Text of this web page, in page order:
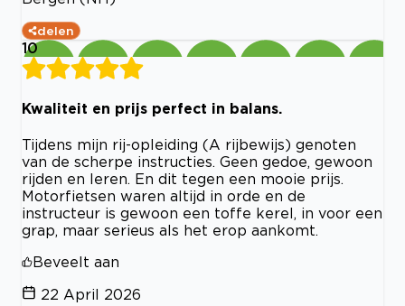
delen
10
Kwaliteit en prijs perfect in balans.
Tijdens mijn rij-opleiding (A rijbewijs) genoten
van de scherpe instructies. Geen gedoe, gewoon
rijden en leren. En dit tegen een mooie prijs.
Motorfietsen waren altijd in orde en de
instructeur is gewoon een toffe kerel, in voor een
grap, maar serieus als het erop aankomt.
Beveelt aan
22 April 2026